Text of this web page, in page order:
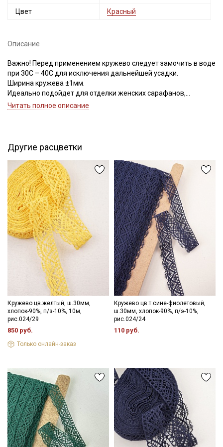
Цвет Красный
Описание
Важно! Перед применением кружево следует замочить в воде
при 30С – 40С для исключения дальнейшей усадки.
Ширина кружева ±1мм.
Идеально подойдет для отделки женских сарафанов,
платьев, юбок, рукавов.
Цветопередача может отличаться от оригинального цвета в
зависимости от настроек вашего монитора.
Читать полное описание
Другие расцветки
Кружево цв.желтый, ш.30мм,
хлопок-90%, п/э-10%, 10м,
рис.024/29
850 руб.
Только онлайн-заказ
Кружево цв.т.сине-фиолетовый,
ш.30мм, хлопок-90%, п/э-10%,
рис.024/24
110 руб.